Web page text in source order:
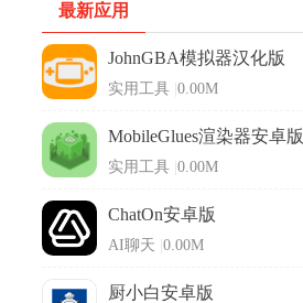
最新应用
JohnGBA模拟器汉化版
实用工具 0.00M
MobileGlues渲染器安卓版
实用工具 0.00M
ChatOn安卓版
AI聊天 0.00M
厨小白安卓版